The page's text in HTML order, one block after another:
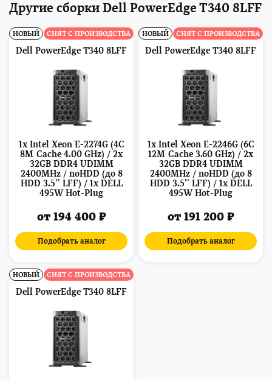
Другие сборки Dell PowerEdge T340 8LFF
Dell PowerEdge T340 8LFF
1x Intel Xeon E-2274G (4C
8M Cache 4.00 GHz) / 2x
32GB DDR4 UDIMM
2400MHz / noHDD (до 8
HDD 3.5'' LFF) / 1x DELL
495W Hot-Plug
от 194 400 ₽
Подобрать аналог
НОВЫЙ СНЯТ С ПРОИЗВОДСТВА
Dell PowerEdge T340 8LFF
1x Intel Xeon E-2246G (6C
12M Cache 3.60 GHz) / 2x
32GB DDR4 UDIMM
2400MHz / noHDD (до 8
HDD 3.5'' LFF) / 1x DELL
495W Hot-Plug
от 191 200 ₽
Подобрать аналог
НОВЫЙ СНЯТ С ПРОИЗВОДСТВА
Dell PowerEdge T340 8LFF
НОВЫЙ СНЯТ С ПРОИЗВОДСТВА